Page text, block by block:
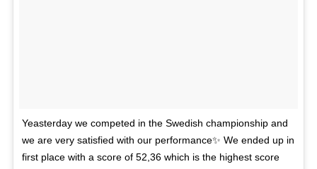
Yeasterday we competed in the Swedish championship and
we are very satisfied with our performance✨ We ended up in
first place with a score of 52,36 which is the highest score